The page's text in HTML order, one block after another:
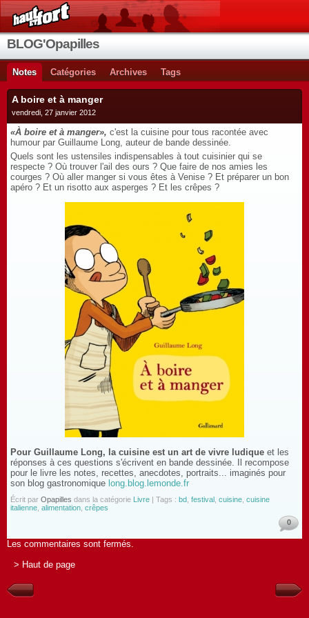
BLOG'Opapilles
Notes Catégories Archives Tags
A boire et à manger
vendredi, 27 janvier 2012
«À boire et à manger», c'est la cuisine pour tous racontée avec
humour par Guillaume Long, auteur de bande dessinée.
Quels sont les ustensiles indispensables à tout cuisinier qui se
respecte ? Où trouver l'ail des ours ? Que faire de nos amies les
courges ? Où aller manger si vous êtes à Venise ? Et préparer un bon
apéro ? Et un risotto aux asperges ? Et les crêpes ?
Pour Guillaume Long, la cuisine est un art de vivre ludique et les
réponses à ces questions s'écrivent en bande dessinée. Il recompose
pour le livre les notes, recettes, anecdotes, portraits... imaginés pour
son blog gastronomique long.blog.lemonde.fr
Écrit par Opapilles dans la catégorie Livre | Tags : bd festival cuisine cuisine
italienne alimentation crêpes
0
Les commentaires sont fermés.
> Haut de page